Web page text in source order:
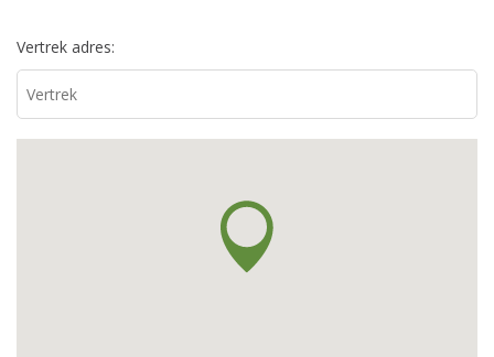
Vertrek adres: